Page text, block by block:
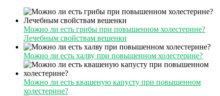
Можно ли есть грибы при повышенном холестерине?
Лечебным свойствам вешенки
Можно ли есть халву при повышенном холестерине?
Можно ли есть квашеную капусту при повышенном
холестерине?